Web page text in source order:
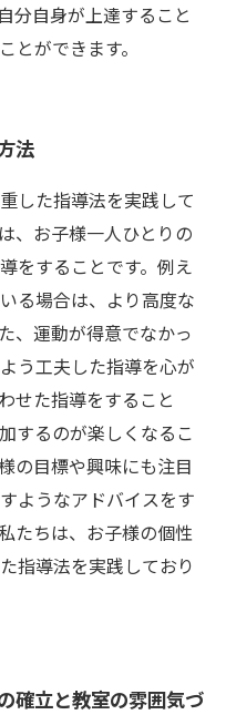
分自身が上達すること
とができます。
法
した指導法を実践して
、お子様一人ひとりの
をすることです。例え
る場合は、より高度な
、運動が得意でなかっ
う工夫した指導を心が
せた指導をすること
するのが楽しくなるこ
の目標や興味にも注目
ようなアドバイスをす
たちは、お子様の個性
指導法を実践しており
確立と教室の雰囲気づ